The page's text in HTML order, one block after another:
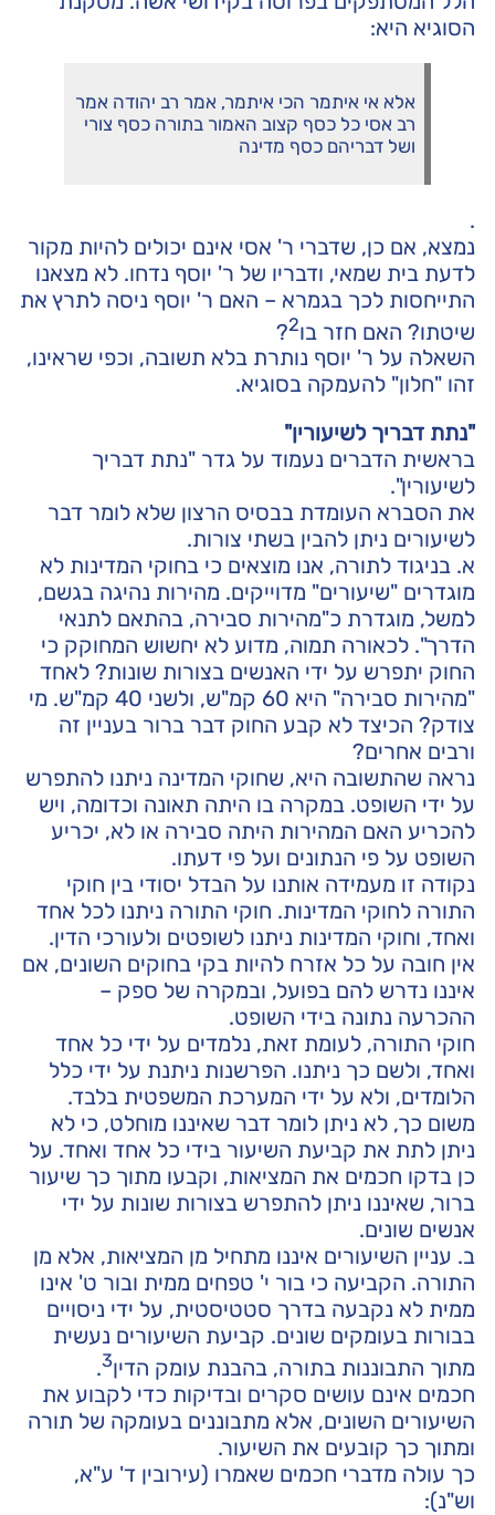
הסוגיא היא:
אלא אי איתמר הכי איתמר, אמר רב יהודה אמר
רב אסי כל כסף קצוב האמור בתורה כסף צורי
ושל דבריהם כסף מדינה
.
נמצא, אם כן, שדברי ר' אסי אינם יכולים להיות מקור
לדעת בית שמאי, ודבריו של ר' יוסף נדחו. לא מצאנו
התייחסות לכך בגמרא – האם ר' יוסף ניסה לתרץ את
שיטתו? האם חזר בו2
?
השאלה על ר' יוסף נותרת בלא תשובה, וכפי שראינו,
זהו "חלון" להעמקה בסוגיא.
"נתת דבריך לשיעורין"
בראשית הדברים נעמוד על גדר "נתת דבריך
לשיעורין".
את הסברא העומדת בבסיס הרצון שלא לומר דבר
לשיעורים ניתן להבין בשתי צורות.
א. בניגוד לתורה, אנו מוצאים כי בחוקי המדינות לא
מוגדרים "שיעורים" מדוייקים. מהירות נהיגה בגשם,
למשל, מוגדרת כ"מהירות סבירה, בהתאם לתנאי
הדרך". לכאורה תמוה, מדוע לא יחשוש המחוקק כי
החוק יתפרש על ידי האנשים בצורות שונות? לאחד
"מהירות סבירה" היא 60 קמ"ש, ולשני 40 קמ"ש. מי
צודק? הכיצד לא קבע החוק דבר ברור בעניין זה
ורבים אחרים?
נראה שהתשובה היא, שחוקי המדינה ניתנו להתפרש
על ידי השופט. במקרה בו היתה תאונה וכדומה, ויש
להכריע האם המהירות היתה סבירה או לא, יכריע
השופט על פי הנתונים ועל פי דעתו.
נקודה זו מעמידה אותנו על הבדל יסודי בין חוקי
התורה לחוקי המדינות. חוקי התורה ניתנו לכל אחד
ואחד, וחוקי המדינות ניתנו לשופטים ולעורכי הדין.
אין חובה על כל אזרח להיות בקי בחוקים השונים, אם
איננו נדרש להם בפועל, ובמקרה של ספק –
ההכרעה נתונה בידי השופט.
חוקי התורה, לעומת זאת, נלמדים על ידי כל אחד
ואחד, ולשם כך ניתנו. הפרשנות ניתנת על ידי כלל
הלומדים, ולא על ידי המערכת המשפטית בלבד.
משום כך, לא ניתן לומר דבר שאיננו מוחלט, כי לא
ניתן לתת את קביעת השיעור בידי כל אחד ואחד. על
כן בדקו חכמים את המציאות, וקבעו מתוך כך שיעור
ברור, שאיננו ניתן להתפרש בצורות שונות על ידי
אנשים שונים.
ב. עניין השיעורים איננו מתחיל מן המציאות, אלא מן
התורה. הקביעה כי בור י' טפחים ממית ובור ט' אינו
ממית לא נקבעה בדרך סטטיסטית, על ידי ניסויים
בבורות בעומקים שונים. קביעת השיעורים נעשית
מתוך התבוננות בתורה, בהבנת עומק הדין3
.
חכמים אינם עושים סקרים ובדיקות כדי לקבוע את
השיעורים השונים, אלא מתבוננים בעומקה של תורה
ומתוך כך קובעים את השיעור.
כך עולה מדברי חכמים שאמרו (עירובין ד' ע"א,
וש"נ):